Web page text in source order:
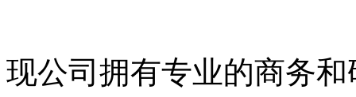
现公司拥有专业的商务